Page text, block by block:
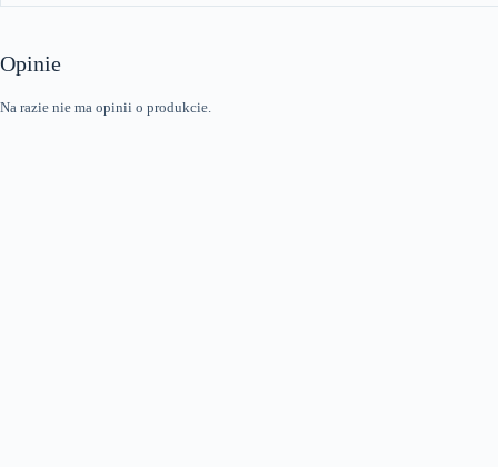
Opinie
Na razie nie ma opinii o produkcie.